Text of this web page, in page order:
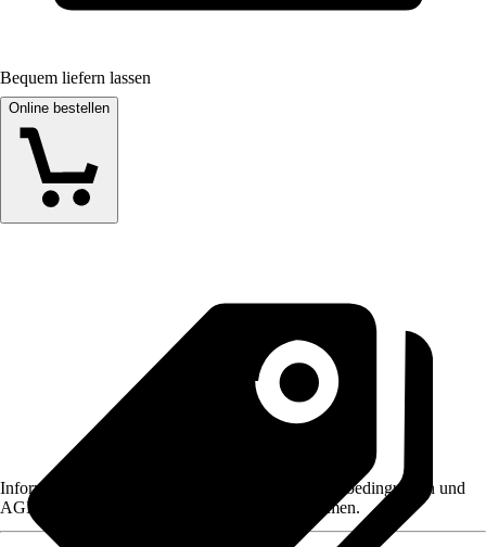
Bequem liefern lassen
Online bestellen
Informationen des Verkäufers, wie z. B. Rückgabebedingungen und
AGB, finden Sie bei Klick auf den Verkäufernamen.